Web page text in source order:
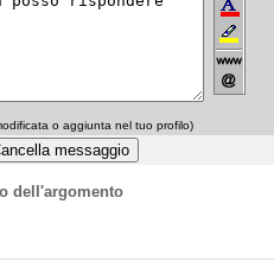
o aggiunta nel tuo profilo)
dell'argomento